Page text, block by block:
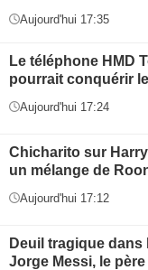
Aujourd'hui 17:35
Le téléphone HMD
pourrait conquérir
Aujourd'hui 17:24
Chicharito sur
un mélange de
Aujourd'hui 17:12
Deuil tragique dans
Jorge Messi, le